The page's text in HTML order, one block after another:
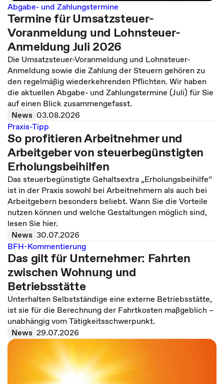
Abgabe- und Zahlungstermine
Termine für Umsatzsteuer-
Voranmeldung und Lohnsteuer-
Anmeldung Juli 2026
Die Umsatzsteuer-Voranmeldung und Lohnsteuer-
Anmeldung sowie die Zahlung der Steuern gehören zu
den regelmäßig wiederkehrenden Pflichten. Wir haben
die aktuellen Abgabe- und Zahlungstermine (Juli) für Sie
auf einen Blick zusammengefasst.
News 03.08.2026
Praxis-Tipp
So profitieren Arbeitnehmer und
Arbeitgeber von steuerbegünstigten
Erholungsbeihilfen
Das steuerbegünstigte Gehaltsextra „Erholungsbeihilfe“
ist in der Praxis sowohl bei Arbeitnehmern als auch bei
Arbeitgebern besonders beliebt. Wann Sie die Vorteile
nutzen können und welche Gestaltungen möglich sind,
lesen Sie hier.
News 30.07.2026
BFH-Kommentierung
Das gilt für Unternehmer: Fahrten
zwischen Wohnung und
Betriebsstätte
Unterhalten Selbstständige eine externe Betriebsstätte,
ist sie für die Berechnung der Fahrtkosten maßgeblich –
unabhängig vom Tätigkeitsschwerpunkt.
News 29.07.2026